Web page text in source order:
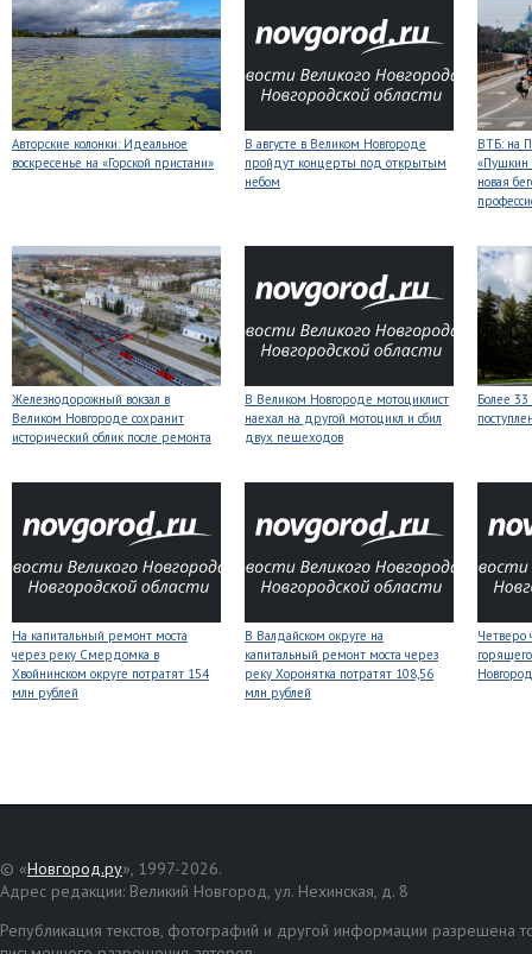
Авторские колонки: Идеальное
воскресенье на «Горской пристани»
В августе в Великом Новгороде
пройдут концерты под открытым
небом
ВТБ: на
«Пушкин
новая
Железнодорожный вокзал в
Великом Новгороде сохранит
исторический облик после ремонта
В Великом Новгороде мотоциклист
наехал на другой мотоцикл и сбил
двух пешеходов
Более 33
На капитальный ремонт моста
через реку Смердомка в
Хвойнинском округе потратят 154
млн рублей
В Валдайском округе на
капитальный ремонт моста через
реку Хоронятка потратят 108,56
млн рублей
Четверо
© «Новгород.ру», 1997-2026.
Адрес редакции: Великий Новгород, ул. Нехинская, д. 8
Републикация текстов, фотографий и другой информации разрешена